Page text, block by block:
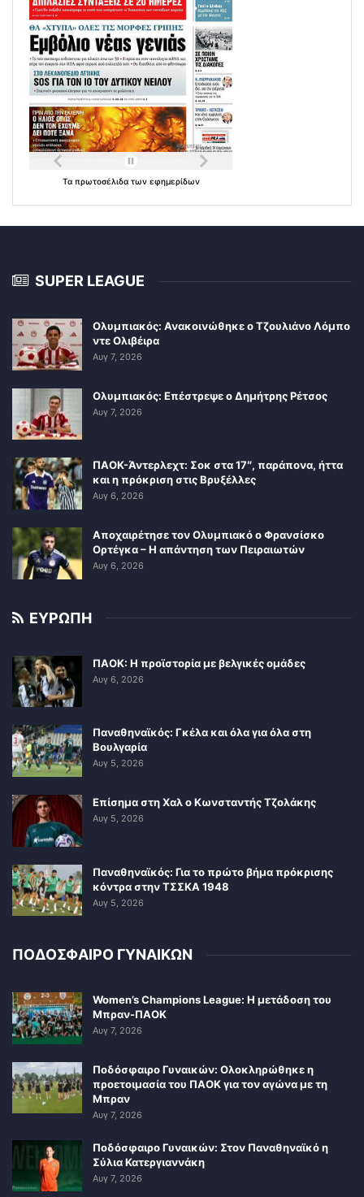
Τα πρωτοσέλιδα των εφημερίδων
SUPER LEAGUE
Ολυμπιακός: Ανακοινώθηκε ο Τζουλιάνο Λόμπο
ντε Ολιβέιρα
Αυγ 7, 2026
Ολυμπιακός: Επέστρεψε ο Δημήτρης Ρέτσος
Αυγ 7, 2026
ΠΑΟΚ-Άντερλεχτ: Σοκ στα 17″, παράπονα, ήττα
και η πρόκριση στις Βρυξέλλες
Αυγ 6, 2026
Αποχαιρέτησε τον Ολυμπιακό ο Φρανσίσκο
Ορτέγκα – Η απάντηση των Πειραιωτών
Αυγ 6, 2026
ΕΥΡΩΠΗ
ΠΑΟΚ: Η προϊστορία με βελγικές ομάδες
Αυγ 6, 2026
Παναθηναϊκός: Γκέλα και όλα για όλα στη
Βουλγαρία
Αυγ 5, 2026
Επίσημα στη Χαλ ο Κωνσταντής Τζολάκης
Αυγ 5, 2026
Παναθηναϊκός: Για το πρώτο βήμα πρόκρισης
κόντρα στην ΤΣΣΚΑ 1948
Αυγ 5, 2026
ΠΟΔΟΣΦΑΙΡΟ ΓΥΝΑΙΚΩΝ
Women’s Champions League: Η μετάδοση του
Μπραν-ΠΑΟΚ
Αυγ 7, 2026
Ποδόσφαιρο Γυναικών: Ολοκληρώθηκε η
προετοιμασία του ΠΑΟΚ για τον αγώνα με τη
Μπραν
Αυγ 7, 2026
Ποδόσφαιρο Γυναικών: Στον Παναθηναϊκό η
Σύλια Κατεργιαννάκη
Αυγ 7, 2026